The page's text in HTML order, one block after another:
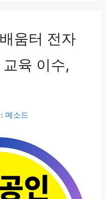
움터 전자
육 이수,
메소드